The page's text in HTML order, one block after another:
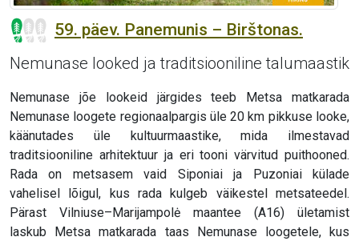
59. päev. Panemunis – Birštonas.
Nemunase looked ja traditsiooniline talumaastik
Nemunase jõe lookeid järgides teeb Metsa matkarada
Nemunase loogete regionaalpargis üle 20 km pikkuse looke,
käänutades üle kultuurmaastike, mida ilmestavad
traditsiooniline arhitektuur ja eri tooni värvitud puithooned.
Rada on metsasem vaid Siponiai ja Puzoniai külade
vahelisel lõigul, kus rada kulgeb väikestel metsateedel.
Pärast Vilniuse–Marijampolė maantee (A16) ületamist
laskub Metsa matkarada taas Nemunase loogetele, kus